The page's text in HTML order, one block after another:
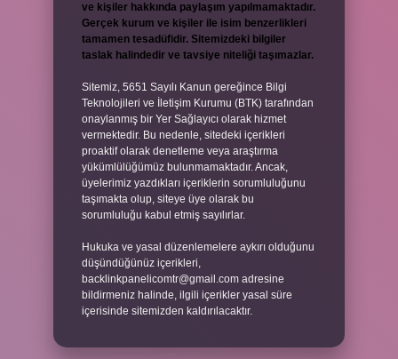
ve kişiler hakkında paylaşım yapılmamaktadır.
Gerçek kurum ve kişiler ile isim benzerlikleri
tamamen tesadüfidir. Sitemizdeki bilgiler
taslak halindedir ve tavsiye niteliği taşımazlar.
Sitemiz, 5651 Sayılı Kanun gereğince Bilgi
Teknolojileri ve İletişim Kurumu (BTK) tarafından
onaylanmış bir Yer Sağlayıcı olarak hizmet
vermektedir. Bu nedenle, sitedeki içerikleri
proaktif olarak denetleme veya araştırma
yükümlülüğümüz bulunmamaktadır. Ancak,
üyelerimiz yazdıkları içeriklerin sorumluluğunu
taşımakta olup, siteye üye olarak bu
sorumluluğu kabul etmiş sayılırlar.
Hukuka ve yasal düzenlemelere aykırı olduğunu
düşündüğünüz içerikleri,
backlinkpanelicomtr@gmail.com adresine
bildirmeniz halinde, ilgili içerikler yasal süre
içerisinde sitemizden kaldırılacaktır.